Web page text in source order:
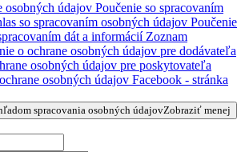
osobných údajov Poučenie so spracovaním
so spracovaním osobných údajov Poučenie
dát a informácií Zoznam
o ochrane osobných údajov pre dodávateľa
osobných údajov pre poskytovateľa
osobných údajov Facebook - stránka
spracovania osobných údajovZobraziť menej